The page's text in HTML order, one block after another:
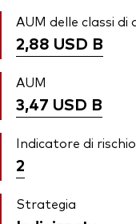
AUM delle classi di
2,88 USD B
AUM
3,47 USD B
Indicatore di rischio
2
Strategia